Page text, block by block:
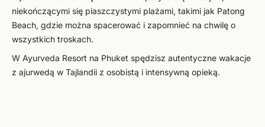
niekończącymi się piaszczystymi plażami, takimi jak Patong
Beach, gdzie można spacerować i zapomnieć na chwilę o
wszystkich troskach.
W Ayurveda Resort na Phuket spędzisz autentyczne wakacje
z ajurwedą w Tajlandii z osobistą i intensywną opieką.